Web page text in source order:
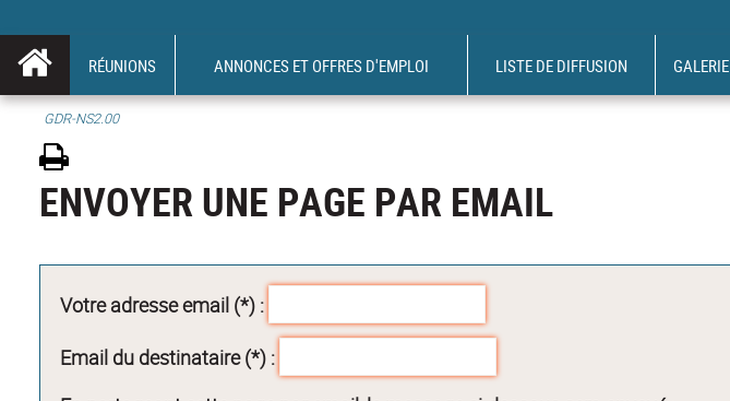
RÉUNIONS ANNONCES ET OFFRES D'EMPLOI LISTE DE DIFFUSION GALERIE
GDR-NS2.00
ENVOYER UNE PAGE PAR EMAIL
Votre adresse email (*) :
Email du destinataire (*) :